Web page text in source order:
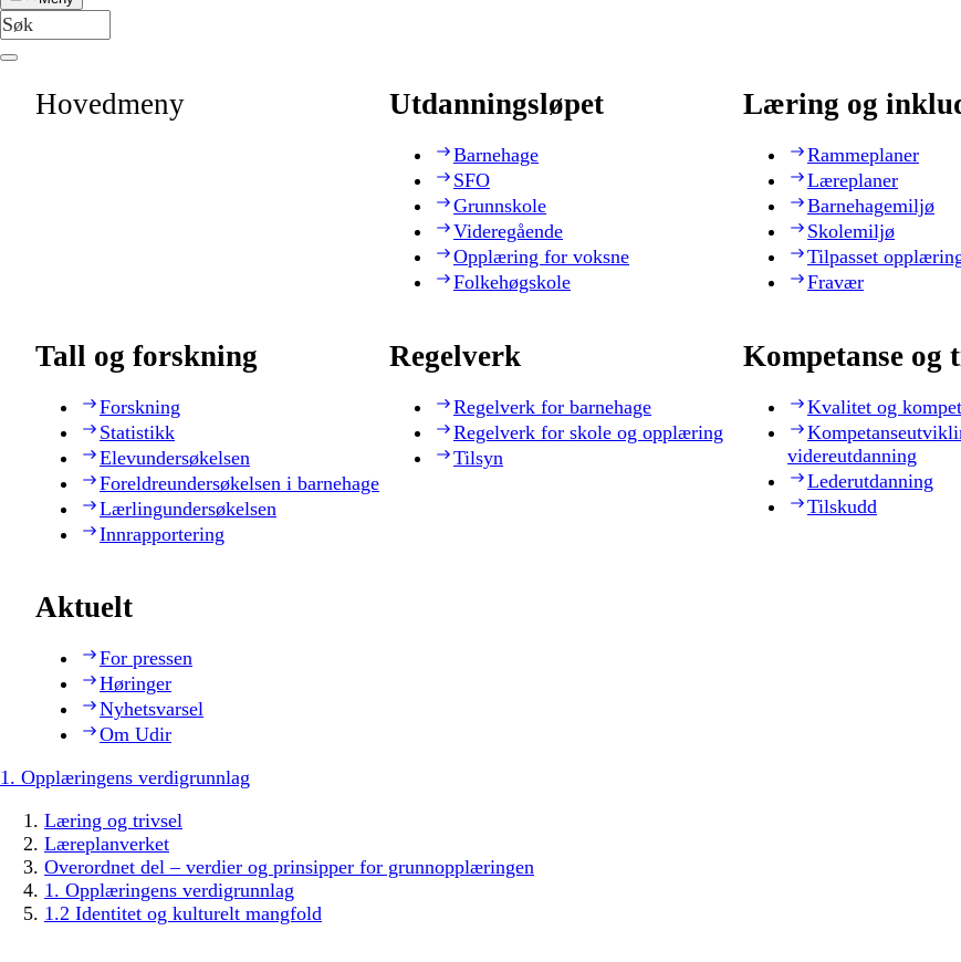
Hovedmeny Utdanningsløpet
Barnehage
SFO
Grunnskole
Videregående
Opplæring for voksne
Folkehøgskole
Læring og
Rammeplaner
Læreplaner
Barnehagemiljø
Skolemiljø
Tilpasset
Fravær
Tall og forskning
Forskning
Statistikk
Elevundersøkelsen
Foreldreundersøkelsen i barnehage
Lærlingundersøkelsen
Innrapportering
Regelverk
Regelverk for barnehage
Regelverk for skole og opplæring
Tilsyn
Kompetanse og
Kvalitet og
videreutdanning
Lederutdanning
Tilskudd
Aktuelt
For pressen
Høringer
Nyhetsvarsel
Om Udir
1. Opplæringens verdigrunnlag
Læring og trivsel
Læreplanverket
Overordnet del – verdier og prinsipper for grunnopplæringen
1. Opplæringens verdigrunnlag
1.2 Identitet og kulturelt mangfold